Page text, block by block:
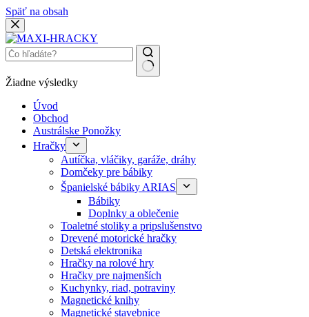
Späť na obsah
Žiadne výsledky
Úvod
Obchod
Austrálske Ponožky
Hračky
Autíčka, vláčiky, garáže, dráhy
Domčeky pre bábiky
Španielské bábiky ARIAS
Bábiky
Doplnky a oblečenie
Toaletné stoliky a pripslušenstvo
Drevené motorické hračky
Detská elektronika
Hračky na rolové hry
Hračky pre najmenších
Kuchynky, riad, potraviny
Magnetické knihy
Magnetické stavebnice